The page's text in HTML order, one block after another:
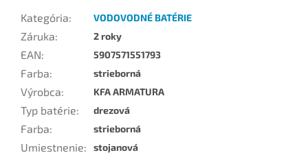
Kategória: VODOVODNÉ BATÉRIE
Záruka: 2 roky
EAN: 5907571551793
Farba: strieborná
Výrobca: KFA ARMATURA
Typ batérie: drezová
Farba: strieborná
Umiestnenie: stojanová